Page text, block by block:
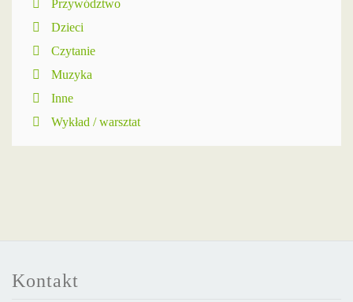
Przywództwo
Dzieci
Czytanie
Muzyka
Inne
Wykład / warsztat
Kontakt